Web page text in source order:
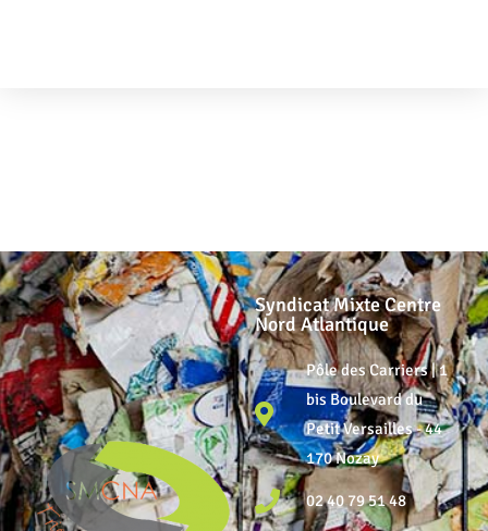
Syndicat Mixte Centre
Nord Atlantique
Pôle des Carriers | 1
bis Boulevard du
Petit Versailles - 44
170 Nozay
02 40 79 51 48